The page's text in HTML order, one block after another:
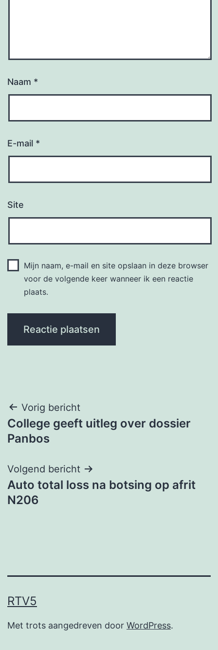
Naam *
E-mail *
Site
Mijn naam, e-mail en site opslaan in deze browser
voor de volgende keer wanneer ik een reactie
plaats.
Bericht
navigatie
Vorig bericht
College geeft uitleg over dossier
Panbos
Volgend bericht
Auto total loss na botsing op afrit
N206
RTV5
Met trots aangedreven door WordPress.